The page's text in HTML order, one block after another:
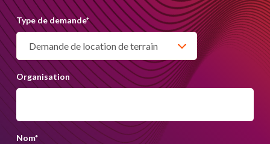
Type de demande*
Organisation
Nom*